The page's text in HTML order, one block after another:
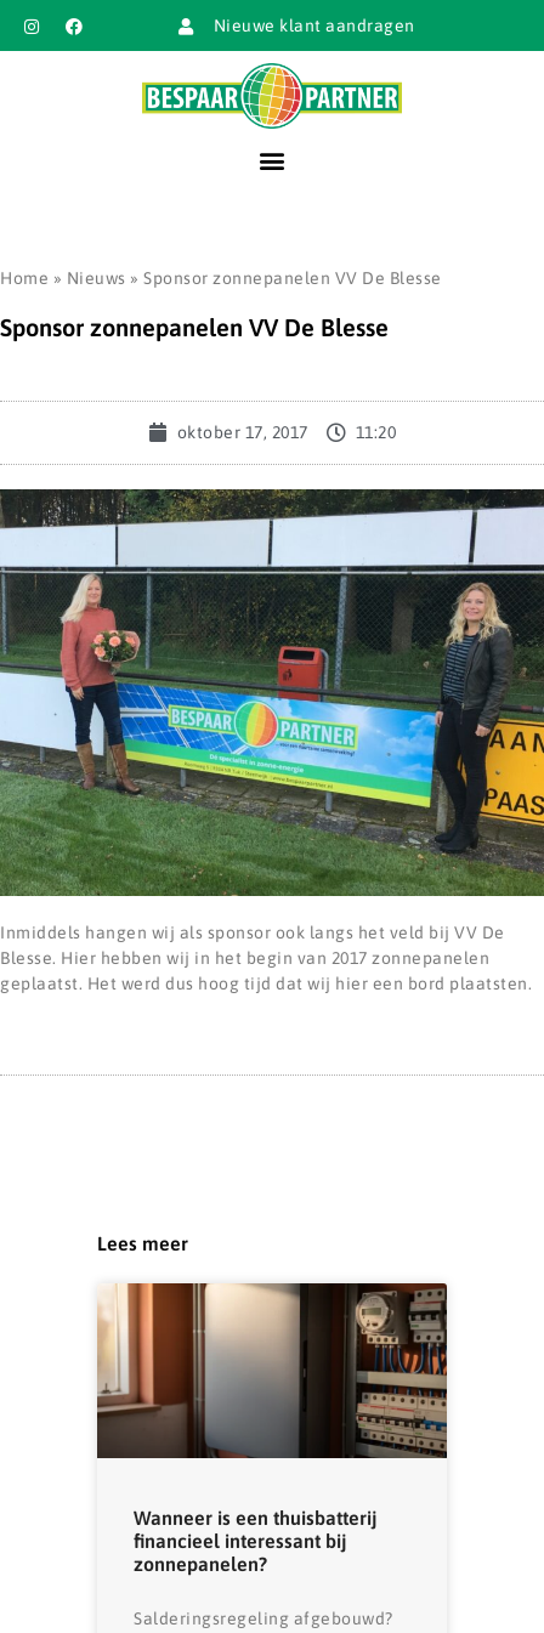
Nieuwe klant aandragen
Home » Nieuws » Sponsor zonnepanelen VV De Blesse
Sponsor zonnepanelen VV De Blesse
oktober 17, 2017 11:20
Inmiddels hangen wij als sponsor ook langs het veld bij VV De
Blesse. Hier hebben wij in het begin van 2017 zonnepanelen
geplaatst. Het werd dus hoog tijd dat wij hier een bord plaatsten.
Lees meer
Wanneer is een thuisbatterij
financieel interessant bij
zonnepanelen?
Salderingsregeling afgebouwd?